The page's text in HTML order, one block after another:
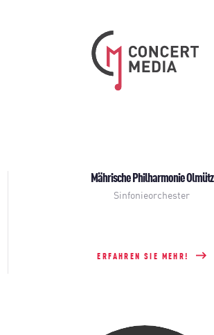
Mährische Philharmonie Olmütz
Sinfonieorchester
ERFAHREN SIE MEHR!